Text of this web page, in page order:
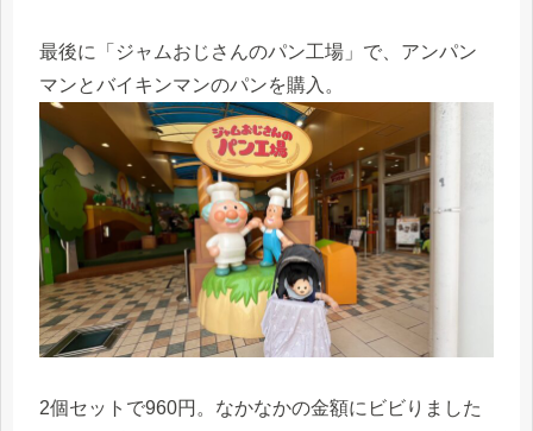
最後に「ジャムおじさんのパン工場」で、アンパン
マンとバイキンマンのパンを購入。
2個セットで960円。なかなかの金額にビビりました